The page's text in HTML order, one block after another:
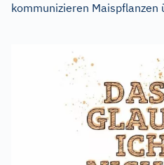
kommunizieren Maispflanzen